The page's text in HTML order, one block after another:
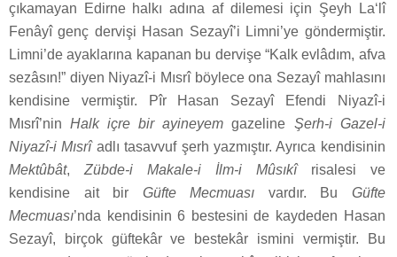
çıkamayan Edirne halkı adına af dilemesi için Şeyh La‘lî
Fenâyî genç dervişi Hasan Sezayî’i Limni’ye göndermiştir.
Limni’de ayaklarına kapanan bu dervişe “Kalk evlâdım, afva
sezâsın!” diyen Niyazî-i Mısrî böylece ona Sezayî mahlasını
kendisine vermiştir. Pîr Hasan Sezayî Efendi Niyazî-i
Mısrî’ninHalk içre bir ayineyem gazeline Şerh-i Gazel-i
Niyazî-i Mısrîadlı tasavvuf şerh yazmıştır. Ayrıca kendisinin
Mektûbât, Zübde-i Makale-i İlm-i Mûsıkî risalesi ve
kendisine ait bir Güfte Mecmuası vardır. Bu Güfte
Mecmuası’nda kendisinin 6 bestesini de kaydeden Hasan
Sezayî, birçok güftekâr ve bestekâr ismini vermiştir. Bu